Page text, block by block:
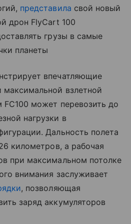
представила свой новый
дрон FlyCart 100
грузы в самые
планеты
впечатляющие
максимальной взлетной
FC100 может перевозить до
нагрузки в
Дальность полета
километров, а рабочая
при максимальном потолке
внимания заслуживает
, позволяющая
заряд аккумуляторов